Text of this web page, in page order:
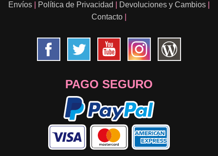
Envíos
Política de Privacidad Devoluciones y Cambios
Contacto
PAGO SEGURO